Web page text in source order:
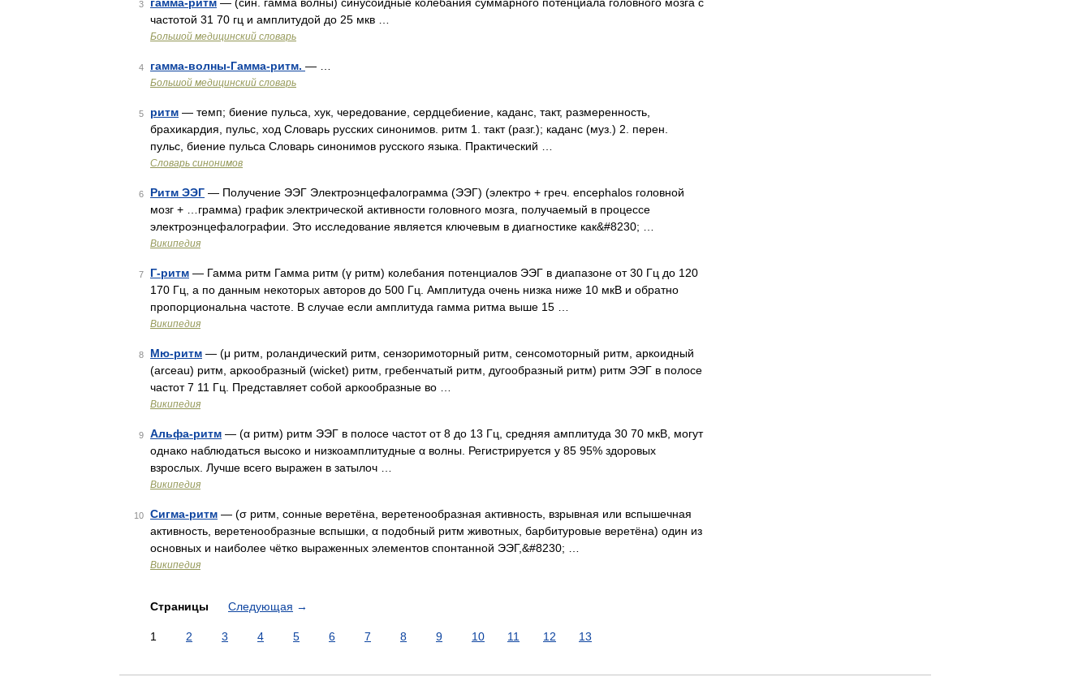
3
частотой 31 70 гц и амплитудой до 25 мкв …
Большой медицинский словарь
4 гамма-волны-Гамма-ритм. — …
Большой медицинский словарь
5 ритм — темп; биение пульса, хук, чередование, сердцебиение, каданс, такт, размеренность,
брахикардия, пульс, ход Словарь русских синонимов. ритм 1. такт (разг.); каданс (муз.) 2. перен.
пульс, биение пульса Словарь синонимов русского языка. Практический …
Словарь синонимов
6 Ритм ЭЭГ — Получение ЭЭГ Электроэнцефалограмма (ЭЭГ) (электро + греч. encephalos головной
мозг + …грамма) график электрической активности головного мозга, получаемый в процессе
электроэнцефалографии. Это исследование является ключевым в диагностике как&#8230; …
Википедия
7 Γ-ритм — Гамма ритм Гамма ритм (γ ритм) колебания потенциалов ЭЭГ в диапазоне от 30 Гц до 120
170 Гц, а по данным некоторых авторов до 500 Гц. Амплитуда очень низка ниже 10 мкВ и обратно
пропорциональна частоте. В случае если амплитуда гамма ритма выше 15 …
Википедия
8 Мю-ритм — (μ ритм, роландический ритм, сензоримоторный ритм, сенсомоторный ритм, аркоидный
(arceau) ритм, аркообразный (wicket) ритм, гребенчатый ритм, дугообразный ритм) ритм ЭЭГ в полосе
частот 7 11 Гц. Представляет собой аркообразные во …
Википедия
9 Альфа-ритм — (α ритм) ритм ЭЭГ в полосе частот от 8 до 13 Гц, средняя амплитуда 30 70 мкВ, могут
однако наблюдаться высоко и низкоамплитудные α волны. Регистрируется у 85 95% здоровых
взрослых. Лучше всего выражен в затылоч …
Википедия
10 Сигма-ритм — (σ ритм, сонные веретёна, веретенообразная активность, взрывная или вспышечная
активность, веретенообразные вспышки, α подобный ритм животных, барбитуровые веретёна) один из
основных и наиболее чётко выраженных элементов спонтанной ЭЭГ,&#8230; …
Википедия
Страницы Следующая →
1 2 3 4 5 6 7 8 9 10 11 12 13